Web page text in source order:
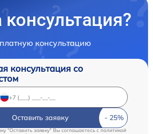
консультацию
консультация со
Оставить заявку
"Оставить заявку" Вы соглашаетесь c политикой